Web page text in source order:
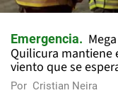
Emergencia
Quilicura mantiene
viento que se
Por Cristian Neira